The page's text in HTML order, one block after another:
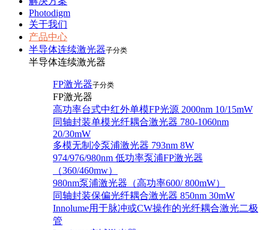
Photodigm
关于我们
产品中心
半导体连续激光器子分类
半导体连续激光器
FP激光器子分类
FP激光器
高功率台式中红外单模FP光源 2000nm 10/15mW
同轴封装单模光纤耦合激光器 780-1060nm
20/30mW
多模无制冷泵浦激光器 793nm 8W
974/976/980nm 低功率泵浦FP激光器
（360/460mw）
980nm泵浦激光器（高功率600/ 800mW）
同轴封装保偏光纤耦合激光器 850nm 30mW
Innolume用于脉冲或CW操作的光纤耦合激光二极
管